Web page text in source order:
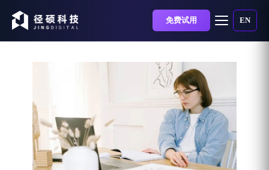
免费试用 EN